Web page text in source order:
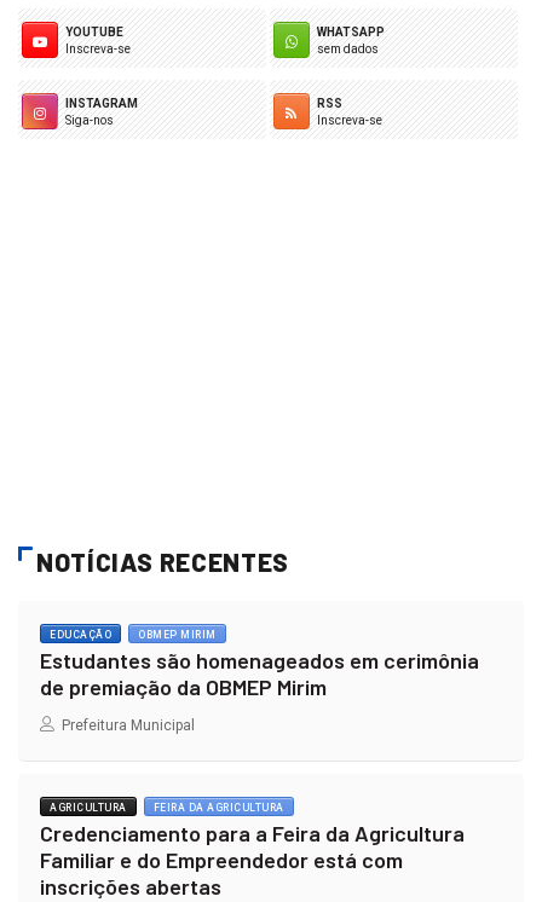
YOUTUBE
Inscreva-se
WHATSAPP
sem dados
INSTAGRAM
Siga-nos
RSS
Inscreva-se
NOTÍCIAS RECENTES
EDUCAÇÃO OBMEP MIRIM
Estudantes são homenageados em cerimônia
de premiação da OBMEP Mirim
Prefeitura Municipal
AGRICULTURA FEIRA DA AGRICULTURA
Credenciamento para a Feira da Agricultura
Familiar e do Empreendedor está com
inscrições abertas